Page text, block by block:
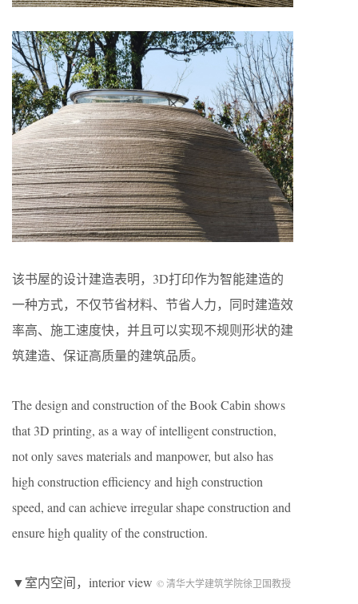
该书屋的设计建造表明，3D打印作为智能建造的
一种方式，不仅节省材料、节省人力，同时建造效
率高、施工速度快，并且可以实现不规则形状的建
筑建造、保证高质量的建筑品质。
The design and construction of the Book Cabin shows
that 3D printing, as a way of intelligent construction,
not only saves materials and manpower, but also has
high construction efficiency and high construction
speed, and can achieve irregular shape construction and
ensure high quality of the construction.
▼室内空间，interior view © 清华大学建筑学院徐卫国教授